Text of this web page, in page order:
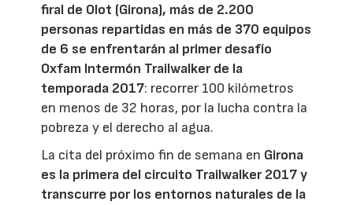
firal de Olot (Girona), más de 2.200
personas repartidas en más de 370 equipos
de 6 se enfrentarán al primer desafío
Oxfam Intermón Trailwalkerde la
temporada 2017: recorrer 100 kilómetros
en menos de 32 horas, por la lucha contra la
pobreza y el derecho al agua.
La cita del próximo fin de semana en Girona
es la primera del circuito Trailwalker 2017 y
transcurre por los entornos naturales de la